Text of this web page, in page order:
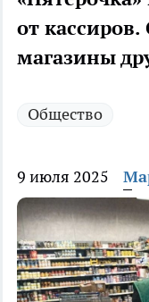
от
магазины
Общество
9 июля 2025